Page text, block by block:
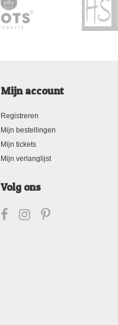
Mijn account
Registreren
Mijn bestellingen
Mijn tickets
Mijn verlanglijst
Volg ons